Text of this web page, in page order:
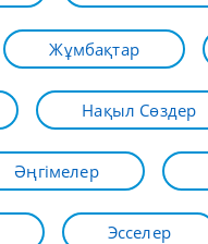
Жұмбақтар
Нақыл Сөздер
Әңгімелер
Эсселер